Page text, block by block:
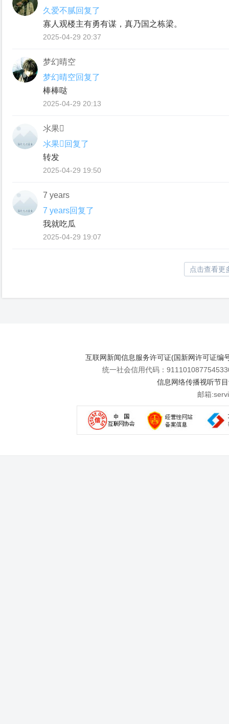
久爱不腻回复了
寡人观楼主有勇有谋，真乃国之栋梁。
2025-04-29 20:37
梦幻晴空
梦幻晴空回复了
棒棒哒
2025-04-29 20:13
氺果
氺果回复了
转发
2025-04-29 19:50
7 years
7 years回复了
我就吃瓜
2025-04-29 19:07
点击查看更
互联网新闻信息服务许可证(国新网许可证编
统一社会信用代码：
信息网络传播视听节
邮箱